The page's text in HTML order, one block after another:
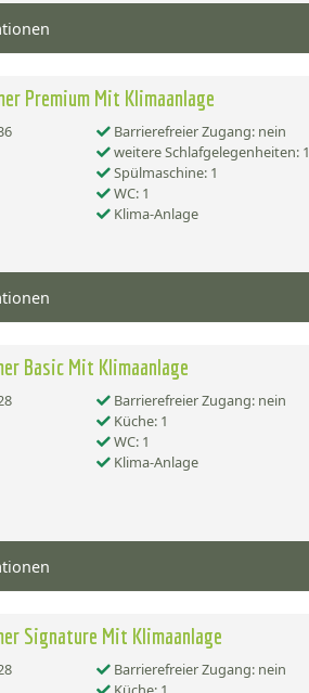
Premium Mit Klimaanlage
Barrierefreier Zugang: nein
weitere Schlafgelegenheiten: 1
Spülmaschine: 1
WC: 1
Klima-Anlage
Basic Mit Klimaanlage
Barrierefreier Zugang: nein
Küche: 1
WC: 1
Klima-Anlage
Signature Mit Klimaanlage
Barrierefreier Zugang: nein